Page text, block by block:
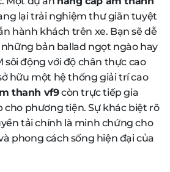
lại trải nghiệm thư giãn tuyệt
hành khách trên xe. Bạn sẽ dễ
bản ballad ngọt ngào hay
sôi động với độ chân thực cao
hữu một hệ thống giải trí cao
thanh vf9còn trực tiếp gia
cho phương tiện. Sự khác biệt rõ
tải chính là minh chứng cho
phong cách sống hiện đại của